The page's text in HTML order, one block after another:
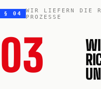
§ 04
WIR LIEFERN DIE
PROZESSE
03